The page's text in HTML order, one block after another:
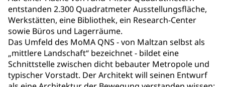
entstanden 2.300 Quadratmeter Ausstellungsfläche,
Werkstätten, eine Bibliothek, ein Research-Center
sowie Büros und Lagerräume.
Das Umfeld des MoMA QNS - von Maltzan selbst als
„mittlere Landschaft“ bezeichnet - bildet eine
Schnittstelle zwischen dicht bebauter Metropole und
typischer Vorstadt. Der Architekt will seinen Entwurf